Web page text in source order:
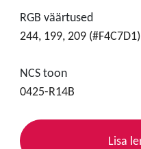
RGB väärtused
244, 199, 209 (#F4C7D1)
NCS toon
0425-R14B
Lisa